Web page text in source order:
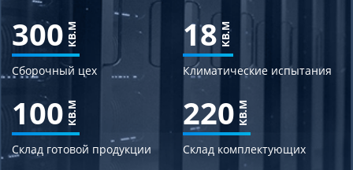
100 КВ.М
Склад готовой продукции
220 КВ.М
Склад комплектующих
300 КВ.М
Сборочный цех
18 КВ.М
Климатические испытания